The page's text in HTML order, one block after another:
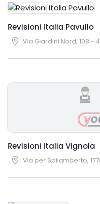
Revisioni Italia Pavullo
Via Giardini Nord, 108 -
Revisioni Italia Vignola
Via per Spilamberto,